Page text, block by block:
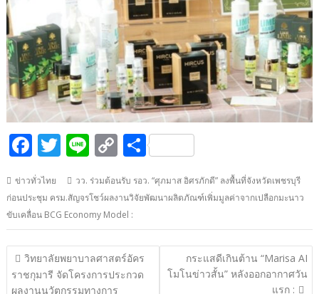
F
ac
e
b
o
o
k
T
itt
er
Li
e
C
p
y
Li
n
k
S
ar
ข่าวทั่วไทย
วว. ร่วมต้อนรับ รอว. “ศุภมาส อิศรภักดี” ลงพื้นที่จังหวัดเพชรบุรี
ก่อนประชุม ครม.สัญจรโชว์ผลงานวิจัยพัฒนาผลิตภัณฑ์เพิ่มมูลค่าจากเปลือกมะนาว
ขับเคลื่อน BCG Economy Model :
แนะแนว
เรื่อง
วิทยาลัยพยาบาลศาสตร์อัคร
ราชกุมารี จัดโครงการประกวด
ผลงานนวัตกรรมทางการ
กระแสดีเกินต้าน “Marisa AI
โมโนข่าวสั้น” หลังออกอากาศวัน
แรก :